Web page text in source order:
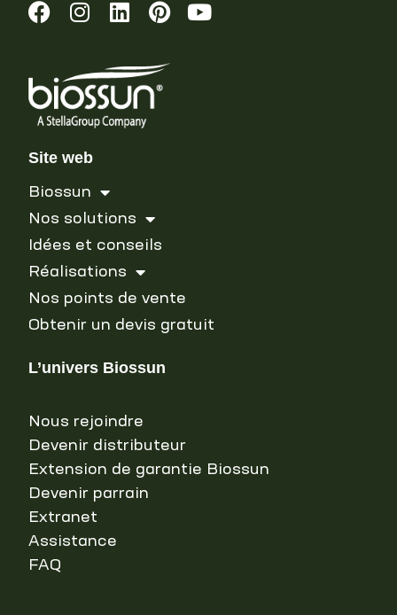
Site web
Biossun
Nos solutions
Idées et conseils
Réalisations
Nos points de vente
Obtenir un devis gratuit
L’univers Biossun
Nous rejoindre
Devenir distributeur
Extension de garantie Biossun
Devenir parrain
Extranet
Assistance
FAQ